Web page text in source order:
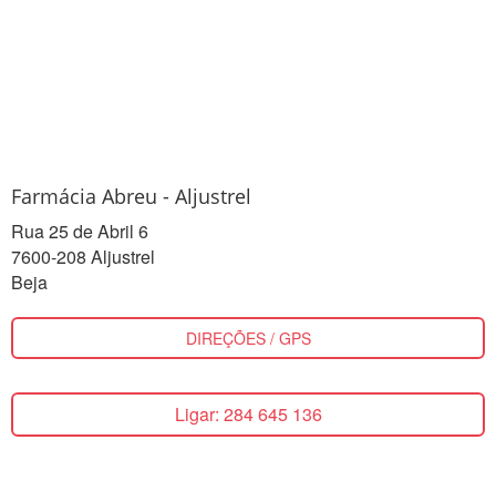
Farmácia Abreu - Aljustrel
Rua 25 de Abril 6
7600-208 Aljustrel
Beja
DIREÇÕES / GPS
Ligar: 284 645 136